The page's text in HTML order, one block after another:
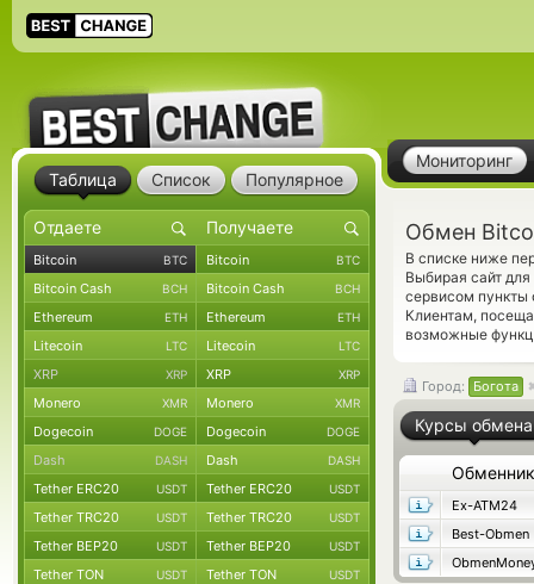
Мониторинг
Обмен
В списке ниже
Выбирая сайт
сервисом пункты
Клиентам,
возможные
Город: Богота
Курсы обмена
Обменник
Ex-ATM24
Best-Obmen
Таблица Список Популярное
Bitcoin BTC Bitcoin BTC
Bitcoin Cash BCH Bitcoin Cash BCH
Ethereum ETH Ethereum ETH
Litecoin LTC Litecoin LTC
XRP XRP XRP XRP
Monero XMR Monero XMR
Dogecoin DOGE Dogecoin DOGE
Dash DASH Dash DASH
Tether ERC20 USDT Tether ERC20 USDT
Tether TRC20 USDT Tether TRC20 USDT
Tether BEP20 USDT Tether BEP20 USDT
Tether TON USDT Tether TON USDT